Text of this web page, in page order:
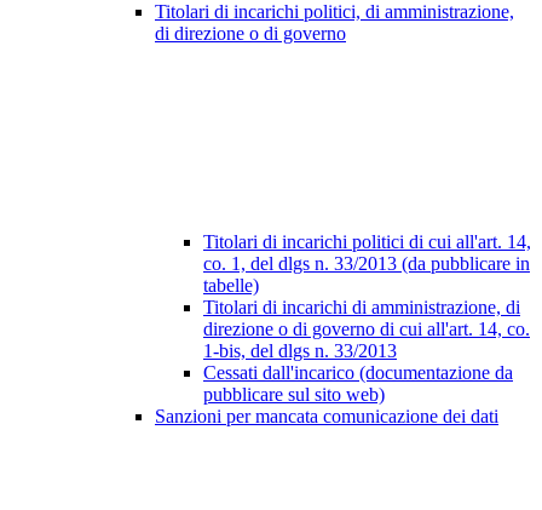
Titolari di incarichi politici, di amministrazione,
di direzione o di governo
Titolari di incarichi politici di cui all'art. 14,
co. 1, del dlgs n. 33/2013 (da pubblicare in
tabelle)
Titolari di incarichi di amministrazione, di
direzione o di governo di cui all'art. 14, co.
1-bis, del dlgs n. 33/2013
Cessati dall'incarico (documentazione da
pubblicare sul sito web)
Sanzioni per mancata comunicazione dei dati